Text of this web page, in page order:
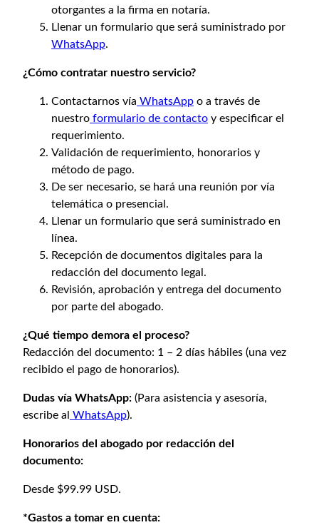
otorgantes a la firma en notaría.
Llenar un formulario que será suministrado por
WhatsApp.
¿Cómo contratar nuestro servicio?
Contactarnos vía WhatsApp o a través de
nuestro formulario de contacto y especificar el
requerimiento.
Validación de requerimiento, honorarios y
método de pago.
De ser necesario, se hará una reunión por vía
telemática o presencial.
Llenar un formulario que será suministrado en
línea.
Recepción de documentos digitales para la
redacción del documento legal.
Revisión, aprobación y entrega del documento
por parte del abogado.
¿Qué tiempo demora el proceso?
Redacción del documento: 1 – 2 días hábiles (una vez
recibido el pago de honorarios).
Dudas vía WhatsApp: (Para asistencia y asesoría,
escribe al WhatsApp).
Honorarios del abogado por redacción del
documento:
Desde $99.99 USD.
*Gastos a tomar en cuenta: